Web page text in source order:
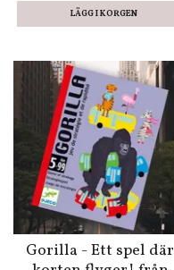
Gorilla - Ett spel där